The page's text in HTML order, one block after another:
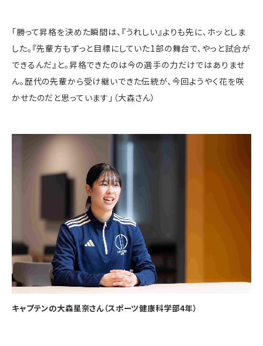
「勝って昇格を決めた瞬間は、『うれしい』よりも先に、ホッとしま
した。『先輩方もずっと目標にしていた1部の舞台で、やっと試合が
できるんだ』と。昇格できたのは今の選手の力だけではありませ
ん。歴代の先輩から受け継いできた伝統が、今回ようやく花を咲
かせたのだと思っています」（大森さん）
キャプテンの大森星奈さん（スポーツ健康科学部4年）